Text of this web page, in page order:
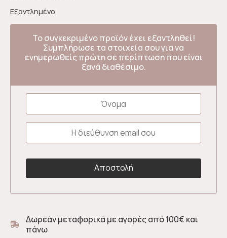
Εξαντλημένο
Το συγκεκριμένο προϊόν έχει εξαντληθεί!
Συμπλήρωσε τα στοιχεία σου για να
ενημερωθείς πρώτη σε περίπτωση που είναι
ξανά διαθέσιμο.
Δωρεάν μεταφορικά με αγορές από 100€ και
πάνω